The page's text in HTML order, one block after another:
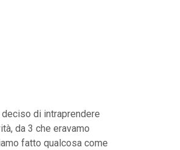
di intraprendere
da 3 che eravamo
fatto qualcosa come